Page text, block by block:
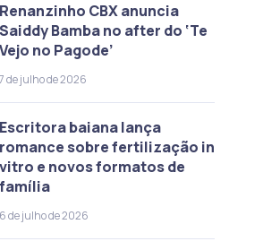
Renanzinho CBX anuncia
Saiddy Bamba no after do ‘Te
Vejo no Pagode’
7 de julho de 2026
Escritora baiana lança
romance sobre fertilização in
vitro e novos formatos de
família
6 de julho de 2026